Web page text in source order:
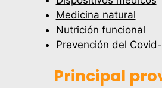
Medicina natural
Nutrición funcional
Prevención del
Principal